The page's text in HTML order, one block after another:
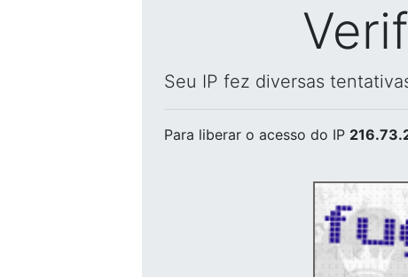
Seu IP fez diversas
Para liberar o acesso do IP